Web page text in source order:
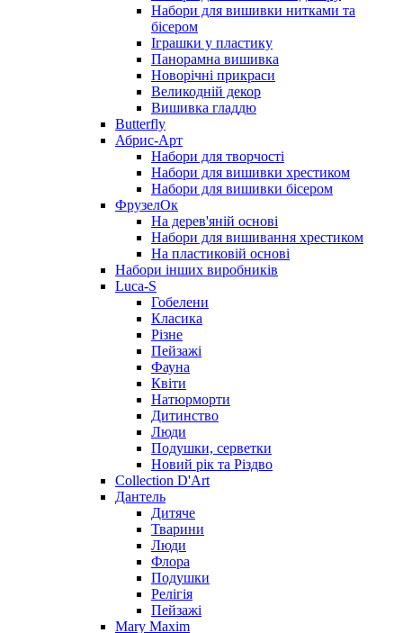
Набори для вишивки нитками та
бісером
Іграшки у пластику
Панорамна вишивка
Новорічні прикраси
Великодній декор
Вишивка гладдю
Butterfly
Абрис-Арт
Набори для творчості
Набори для вишивки хрестиком
Набори для вишивки бісером
ФрузелОк
На дерев'яній основі
Набори для вишивання хрестиком
На пластиковій основі
Набори інших виробників
Luca-S
Гобелени
Класика
Різне
Пейзажі
Фауна
Квіти
Натюрморти
Дитинство
Люди
Подушки, серветки
Новий рік та Різдво
Collection D'Art
Дантель
Дитяче
Тварини
Люди
Флора
Подушки
Релігія
Пейзажі
Mary Maxim